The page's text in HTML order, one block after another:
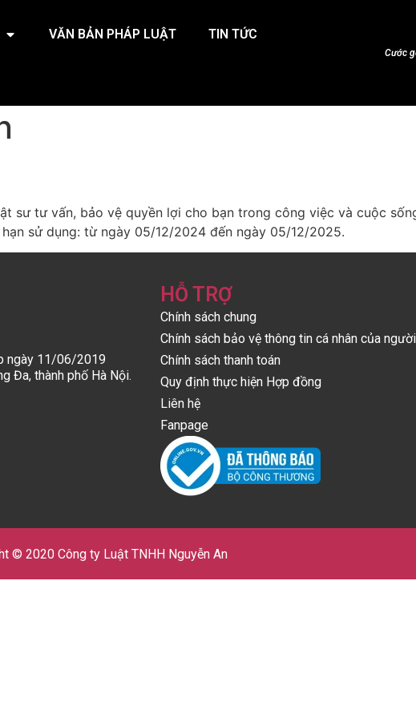
VĂN BẢN PHÁP LUẬT TIN TỨC
Cước
sư tư vấn, bảo vệ quyền lợi cho bạn trong công việc và cuộc
sử dụng: từ ngày 05/12/2024 đến ngày 05/12/2025.
ngày 11/06/2019
Đa, thành phố Hà Nội.
HỖ TRỢ
Chính sách chung
Chính sách bảo vệ thông tin cá nhân của
Chính sách thanh toán
Quy định thực hiện Hợp đồng
Liên hệ
Fanpage
© 2020 Công ty Luật TNHH Nguyễn An